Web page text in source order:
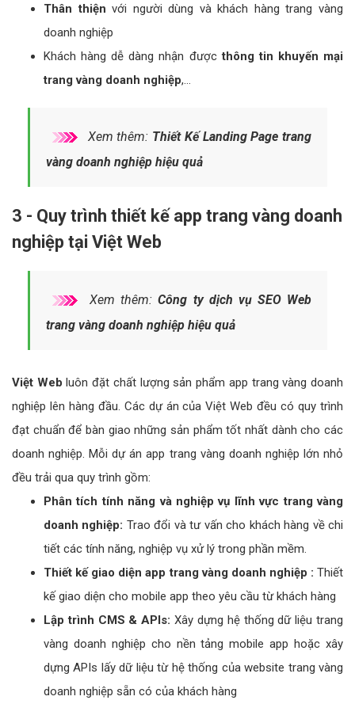
Thân thiện với người dùng và khách hàng trang vàng
doanh nghiệp
Khách hàng dễ dàng nhận đượcthông tin khuyến mại
trang vàng doanh nghiệp,…
Xem thêm: Thiết Kế Landing Page trang
vàng doanh nghiệp hiệu quả
3 - Quy trình thiết kế app trang vàng doanh
nghiệp tại Việt Web
Xem thêm:Công ty dịch vụ SEO Web
trang vàng doanh nghiệp hiệu quả
Việt Webluôn đặt chất lượng sản phẩm app trang vàng doanh
nghiệp lên hàng đầu. Các dự án của Việt Web đều có quy trình
đạt chuẩn để bàn giao những sản phẩm tốt nhất dành cho các
doanh nghiệp. Mỗi dự án app trang vàng doanh nghiệp lớn nhỏ
đều trải qua quy trình gồm:
Phân tích tính năng và nghiệp vụ lĩnh vực trang vàng
doanh nghiệp: Trao đổi và tư vấn cho khách hàng về chi
tiết các tính năng, nghiệp vụ xử lý trong phần mềm.
Thiết kế giao diện app trang vàng doanh nghiệp : Thiết
kế giao diện cho mobile app theo yêu cầu từ khách hàng
Lập trình CMS & APIs: Xây dựng hệ thống dữ liệu trang
vàng doanh nghiệp cho nền tảng mobile app hoặc xây
dựng APIs lấy dữ liệu từ hệ thống của website trang vàng
doanh nghiệp sẵn có của khách hàng